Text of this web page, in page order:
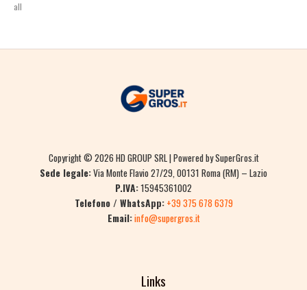
all
Copyright © 2026 HD GROUP SRL | Powered by SuperGros.it
Sede legale:Via Monte Flavio 27/29, 00131 Roma (RM) – Lazio
P.IVA:15945361002
Telefono / WhatsApp: +39 375 678 6379
Email:info@supergros.it
Links